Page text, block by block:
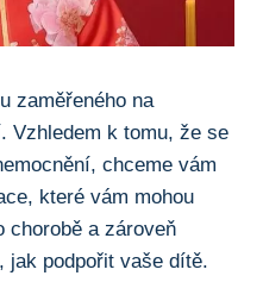
zaměřeného‍ na
Vzhledem k tomu, že se
chceme vám
které vám mohou​
‍chorobě a zároveň
jak podpořit vaše dítě.